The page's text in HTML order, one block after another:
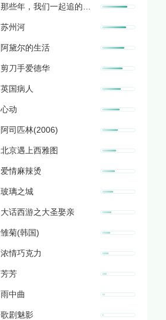
苏州河
阿黛尔的生活
剪刀手爱德华
英国病人
心动
阿司匹林(2006)
北京遇上西雅图
爱情麻辣烫
玻璃之城
大话西游之大圣娶亲
雏菊(韩国)
浓情巧克力
芳芳
雨中曲
歌剧魅影